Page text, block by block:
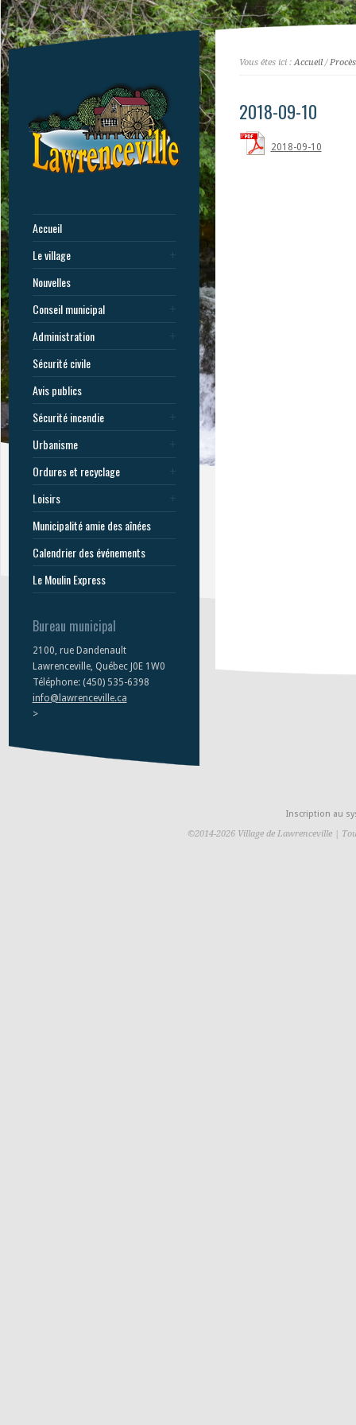
Accueil
Le village
Nouvelles
Conseil municipal
Administration
Sécurité civile
Avis publics
Sécurité incendie
Urbanisme
Ordures et recyclage
Loisirs
Municipalité amie des aînées
Calendrier des événements
Le Moulin Express
Bureau municipal
2100, rue Dandenault
Lawrenceville, Québec J0E 1W0
Téléphone: (450) 535-6398
info@lawrenceville.ca
>
Vous êtes ici :Accueil/
2018-09-10
2018-09-10
Inscription au
©2014-2026 Village de Lawrenceville |